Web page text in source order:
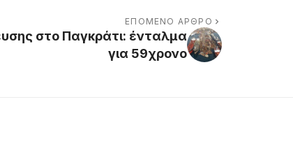
ΕΠΌΜΕΝΟ ΆΡΘΡΟ
στο Παγκράτι: ένταλμα
για 59χρονο